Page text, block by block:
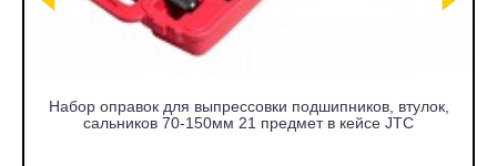
Набор оправок для выпрессовки подшипников, втулок,
сальников 70-150мм 21 предмет в кейсе JTC